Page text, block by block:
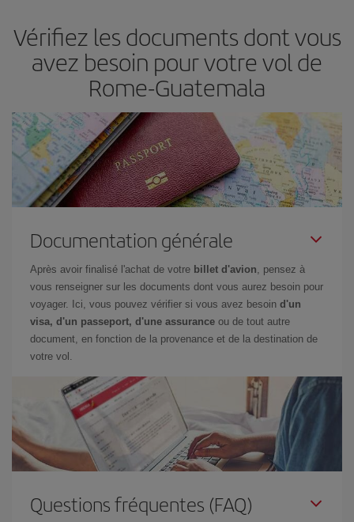
Vérifiez les documents dont vous
avez besoin pour votre vol de
Rome-Guatemala
Documentation générale
Après avoir finalisé l'achat de votre billet d'avion, pensez à
vous renseigner sur les documents dont vous aurez besoin pour
voyager. Ici, vous pouvez vérifier si vous avez besoin d'un
visa, d'un passeport, d'une assurance ou de tout autre
document, en fonction de la provenance et de la destination de
votre vol.
Questions fréquentes (FAQ)